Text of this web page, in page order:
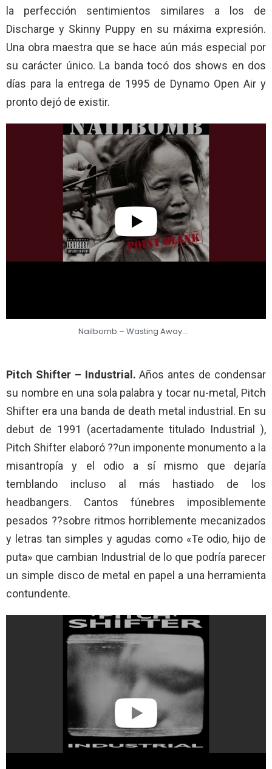
la perfección sentimientos similares a los de
Discharge y Skinny Puppy en su máxima expresión.
Una obra maestra que se hace aún más especial por
su carácter único. La banda tocó dos shows en dos
días para la entrega de 1995 de Dynamo Open Air y
pronto dejó de existir.
Nailbomb – Wasting Away…
Pitch Shifter – Industrial. Años antes de condensar
su nombre en una sola palabra y tocar nu-metal, Pitch
Shifter era una banda de death metal industrial. En su
debut de 1991 (acertadamente titulado Industrial ),
Pitch Shifter elaboró ??un imponente monumento a la
misantropía y el odio a sí mismo que dejaría
temblando incluso al más hastiado de los
headbangers. Cantos fúnebres imposiblemente
pesados ??sobre ritmos horriblemente mecanizados
y letras tan simples y agudas como «Te odio, hijo de
puta» que cambian Industrial de lo que podría parecer
un simple disco de metal en papel a una herramienta
contundente.